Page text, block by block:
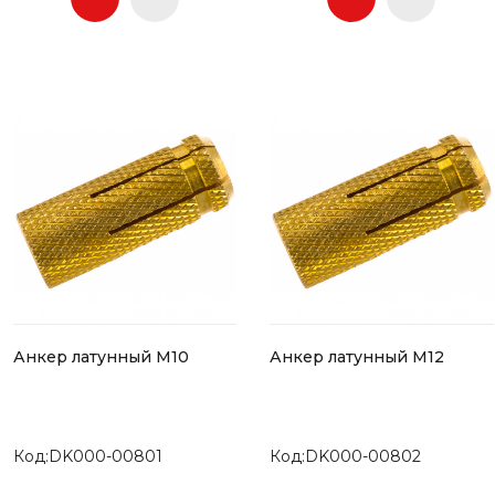
Анкер латунный М10
Код:DK000-00801
Анкер латунный М12
Код:DK000-00802